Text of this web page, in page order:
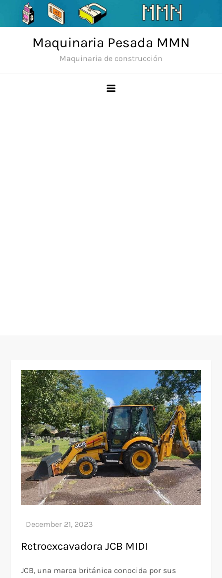
Maquinaria Pesada MMN
Maquinaria de construcción
Retroexcavadora JCB MIDI
JCB, una marca británica conocida por sus